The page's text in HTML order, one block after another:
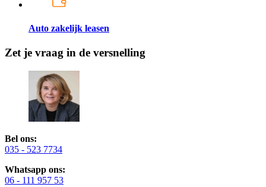
Auto zakelijk leasen
Zet je vraag in de versnelling
Bel ons:
035 - 523 7734
Whatsapp ons:
06 - 111 957 53